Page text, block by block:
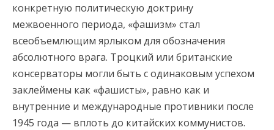
конкретную политическую доктрину
межвоенного периода, «фашизм» стал
всеобъемлющим ярлыком для обозначения
абсолютного врага. Троцкий или британские
консерваторы могли быть с одинаковым успехом
заклеймены как «фашисты», равно как и
внутренние и международные противники после
1945 года — вплоть до китайских коммунистов.